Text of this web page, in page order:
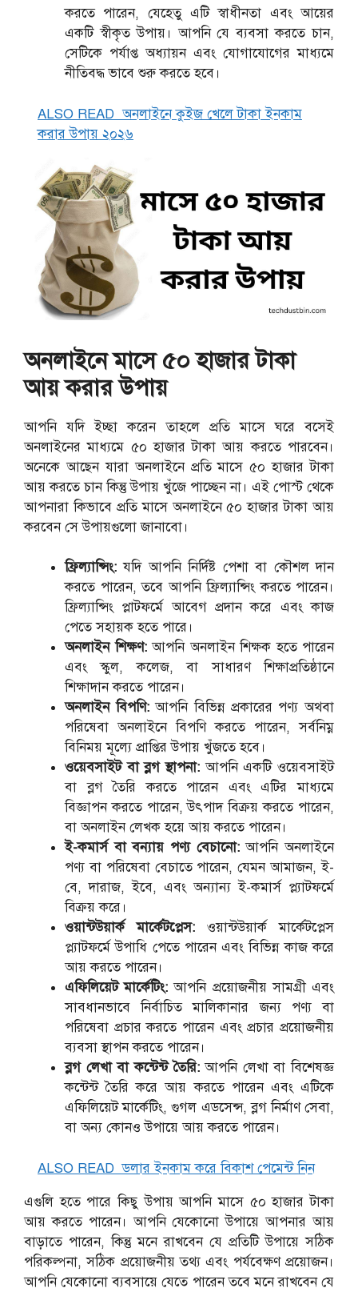
করতে পারেন, যেহেতু এটি স্বাধীনতা এবং আয়ের
একটি স্বীকৃত উপায়। আপনি যে ব্যবসা করতে চান,
সেটিকে পর্যাপ্ত অধ্যায়ন এবং যোগাযোগের মাধ্যমে
নীতিবদ্ধ ভাবে শুরু করতে হবে।
ALSO READ অনলাইনে কুইজ খেলে টাকা ইনকাম
করার উপায় ২০২৬
অনলাইনে মাসে ৫০ হাজার টাকা
আয় করার উপায়
আপনি যদি ইচ্ছা করেন তাহলে প্রতি মাসে ঘরে বসেই
অনলাইনের মাধ্যমে ৫০ হাজার টাকা আয় করতে পারবেন।
অনেকে আছেন যারা অনলাইনে প্রতি মাসে ৫০ হাজার টাকা
আয় করতে চান কিন্তু উপায় খুঁজে পাচ্ছেন না। এই পোস্ট থেকে
আপনারা কিভাবে প্রতি মাসে অনলাইনে ৫০ হাজার টাকা আয়
করবেন সে উপায়গুলো জানাবো।
ফ্রিল্যান্সিং: যদি আপনি নির্দিষ্ট পেশা বা কৌশল দান
করতে পারেন, তবে আপনি ফ্রিল্যান্সিং করতে পারেন।
ফ্রিল্যান্সিং প্লাটফর্মে আবেগ প্রদান করে এবং কাজ
পেতে সহায়ক হতে পারে।
অনলাইন শিক্ষণ:আপনি অনলাইন শিক্ষক হতে পারেন
এবং স্কুল, কলেজ, বা সাধারণ শিক্ষাপ্রতিষ্ঠানে
শিক্ষাদান করতে পারেন।
অনলাইন বিপণি:আপনি বিভিন্ন প্রকারের পণ্য অথবা
পরিষেবা অনলাইনে বিপণি করতে পারেন, সর্বনিম্ন
বিনিময় মূল্যে প্রাপ্তির উপায় খুঁজতে হবে।
ওয়েবসাইট বা ব্লগ স্থাপনা: আপনি একটি ওয়েবসাইট
বা ব্লগ তৈরি করতে পারেন এবং এটির মাধ্যমে
বিজ্ঞাপন করতে পারেন, উৎপাদ বিক্রয় করতে পারেন,
বা অনলাইন লেখক হয়ে আয় করতে পারেন।
ই-কমার্স বা বন্যায় পণ্য বেচানো:আপনি অনলাইনে
পণ্য বা পরিষেবা বেচাতে পারেন, যেমন আমাজন, ই-
বে, দারাজ, ইবে, এবং অন্যান্য ই-কমার্স প্ল্যাটফর্মে
বিক্রয় করে।
ওয়ান্টউয়ার্ক মার্কেটপ্লেস: ওয়ান্টউয়ার্ক মার্কেটপ্লেস
প্ল্যাটফর্মে উপাধি পেতে পারেন এবং বিভিন্ন কাজ করে
আয় করতে পারেন।
এফিলিয়েট মার্কেটিং: আপনি প্রয়োজনীয় সামগ্রী এবং
সাবধানভাবে নির্বাচিত মালিকানার জন্য পণ্য বা
পরিষেবা প্রচার করতে পারেন এবং প্রচার প্রয়োজনীয়
ব্যবসা স্থাপন করতে পারেন।
ব্লগ লেখা বা কন্টেন্ট তৈরি:আপনি লেখা বা বিশেষজ্ঞ
কন্টেন্ট তৈরি করে আয় করতে পারেন এবং এটিকে
এফিলিয়েট মার্কেটিং, গুগল এডসেন্স, ব্লগ নির্মাণ সেবা,
বা অন্য কোনও উপায়ে আয় করতে পারেন।
ALSO READ ডলার ইনকাম করে বিকাশ পেমেন্ট নিন
এগুলি হতে পারে কিছু উপায় আপনি মাসে ৫০ হাজার টাকা
আয় করতে পারেন। আপনি যেকোনো উপায়ে আপনার আয়
বাড়াতে পারেন, কিন্তু মনে রাখবেন যে প্রতিটি উপায়ে সঠিক
পরিকল্পনা, সঠিক প্রয়োজনীয় তথ্য এবং পর্যবেক্ষণ প্রয়োজন।
আপনি যেকোনো ব্যবসায়ে যেতে পারেন তবে মনে রাখবেন যে